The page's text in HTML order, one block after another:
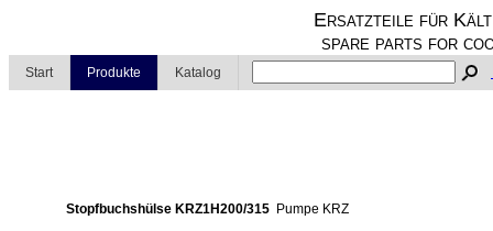
Ersatzteile für
spare parts for
Start Produkte Katalog
Stopfbuchshülse KRZ1H200/315Pumpe KRZ